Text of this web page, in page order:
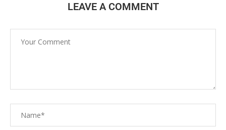
LEAVE A COMMENT